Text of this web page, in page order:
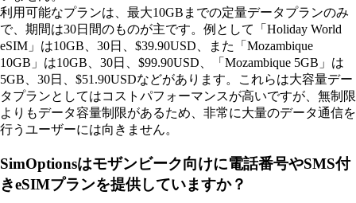
利用可能なプランは、最大10GBまでの定量データプランのみ
で、期間は30日間のものが主です。例として「Holiday World
eSIM」は10GB、30日、$39.90USD、また「Mozambique
10GB」は10GB、30日、$99.90USD、「Mozambique 5GB」は
5GB、30日、$51.90USDなどがあります。これらは大容量デー
タプランとしてはコストパフォーマンスが高いですが、無制限
よりもデータ容量制限があるため、非常に大量のデータ通信を
行うユーザーには向きません。
SimOptionsはモザンビーク向けに電話番号やSMS付
きeSIMプランを提供していますか？